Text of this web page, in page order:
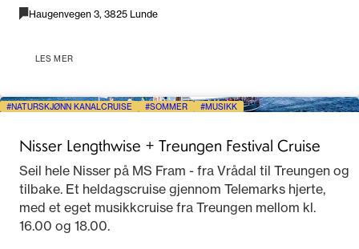
Haugenvegen 3, 3825 Lunde
LES MER
NATURSKJØNN KANALCRUISE SOMMER MUSIKK
Nisser Lengthwise + Treungen Festival Cruise
Seil hele Nisser på MS Fram - fra Vrådal til Treungen og
tilbake. Et heldagscruise gjennom Telemarks hjerte,
med et eget musikkcruise fra Treungen mellom kl.
16.00 og 18.00.